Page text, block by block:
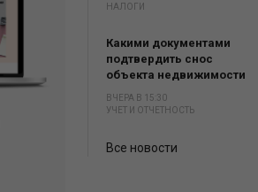
НАЛОГИ
Какими документами
подтвердить снос
объекта недвижимости
ВЧЕРА В 15:30
УЧЕТ И ОТЧЕТНОСТЬ
Все новости